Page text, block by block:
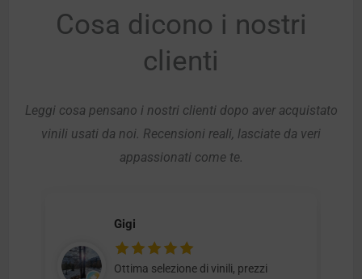
Cosa dicono i nostri
clienti
Leggi cosa pensano i nostri clienti dopo aver acquistato
vinili usati da noi. Recensioni reali, lasciate da veri
appassionati come te.
Gigi
Ottima selezione di vinili, prezzi